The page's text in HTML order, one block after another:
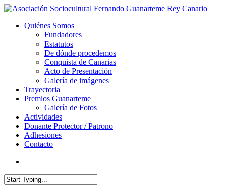
Quiénes Somos
Fundadores
Estatutos
De dónde procedemos
Conquista de Canarias
Acto de Presentación
Galería de imágenes
Trayectoria
Premios Guanarteme
Galería de Fotos
Actividades
Donante Protector / Patrono
Adhesiones
Contacto